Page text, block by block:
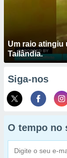
Um raio atingiu
Tailândia.
Siga-nos
O tempo no